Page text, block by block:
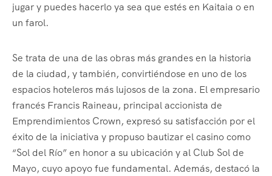
jugar y puedes hacerlo ya sea que estés en Kaitaia o en
un farol.
Se trata de una de las obras más grandes en la historia
de la ciudad, y también, convirtiéndose en uno de los
espacios hoteleros más lujosos de la zona. El empresario
francés Francis Raineau, principal accionista de
Emprendimientos Crown, expresó su satisfacción por el
éxito de la iniciativa y propuso bautizar el casino como
“Sol del Río” en honor a su ubicación y al Club Sol de
Mayo, cuyo apoyo fue fundamental. Además, destacó la